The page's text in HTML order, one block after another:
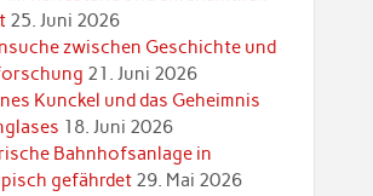
25. Juni 2026
zwischen Geschichte und
21. Juni 2026
Kunckel und das Geheimnis
18. Juni 2026
Bahnhofsanlage in
gefährdet 29. Mai 2026